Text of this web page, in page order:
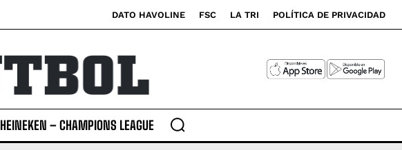
DATO HAVOLINE FSC LA TRI POLÍTICA DE PRIVACIDAD
HEINEKEN – CHAMPIONS LEAGUE